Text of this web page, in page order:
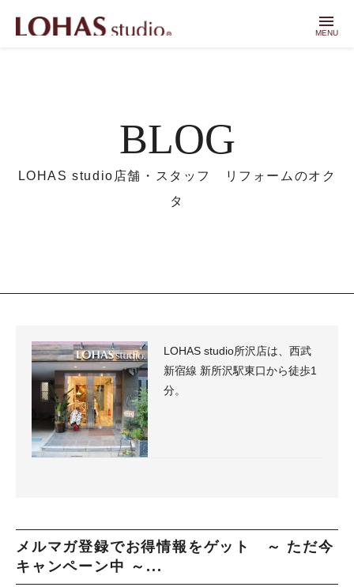
menu
MENU
BLOG
LOHAS studio店舗・スタッフ リフォームのオク
タ
LOHAS studio所沢店は、西武
新宿線 新所沢駅東口から徒歩1
分。
メルマガ登録でお得情報をゲット ～ ただ今
キャンペーン中 ～...